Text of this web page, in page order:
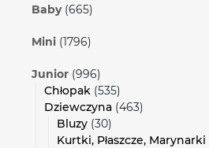
Baby (665)
Mini (1796)
Junior (996)
Chłopak (535)
Dziewczyna (463)
Bluzy (30)
Kurtki, Płaszcze, Marynarki